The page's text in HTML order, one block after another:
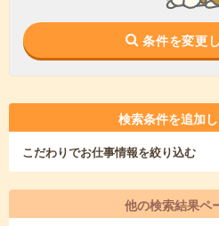
条件を変更
検索条件を追加
こだわりでお仕事情報を絞り込む
他の検索結果ペ